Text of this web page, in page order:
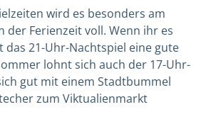
wird es besonders am
der Ferienzeit voll. Wenn ihr es
das 21-Uhr-Nachtspiel eine gute
lohnt sich auch der 17-Uhr-
gut mit einem Stadtbummel
zum Viktualienmarkt